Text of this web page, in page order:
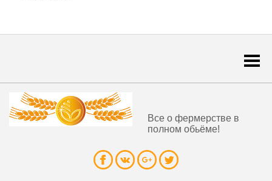
Все о фермерстве в
полном обьёме!